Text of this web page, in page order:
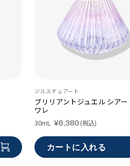
ジルスチュアート
ブリリアントジュエル シアー
ワレ
30mL ¥6,380 (税込)
カートに入れる